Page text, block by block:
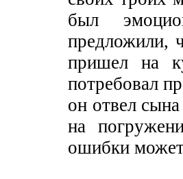
был
предложили,
пришел на
потребовал
он отвел
на
ошибки может